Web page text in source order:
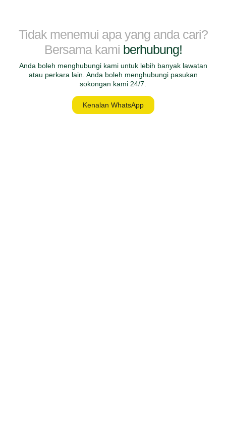
Tidak menemui apa yang anda cari?
Bersama kami berhubung!
Anda boleh menghubungi kami untuk lebih banyak lawatan
atau perkara lain. Anda boleh menghubungi pasukan
sokongan kami 24/7.
Kenalan WhatsApp